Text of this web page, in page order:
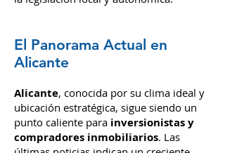
nuevas construcciones, ideas de
Alicante
Alicante, conocida por su clima ideal y
ubicación estratégica, sigue siendo un